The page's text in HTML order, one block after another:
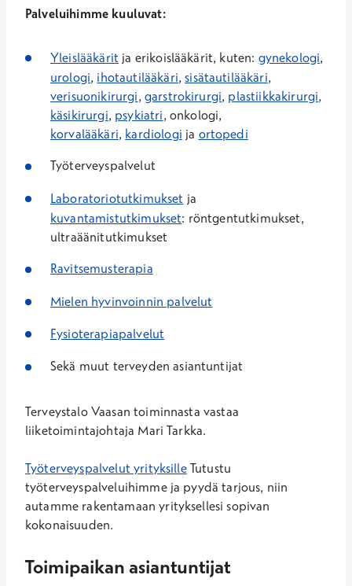
Palveluihimme kuuluvat:
Yleislääkärit ja erikoislääkärit, kuten: gynekologi,
urologi, ihotautilääkäri,sisätautilääkäri,
verisuonikirurgi, garstrokirurgi, plastiikkakirurgi,
käsikirurgi, psykiatri, onkologi,
korvalääkäri, kardiologi ja ortopedi
Työterveyspalvelut
Laboratoriotutkimukset ja
kuvantamistutkimukset: röntgentutkimukset,
ultraäänitutkimukset
Ravitsemusterapia
Mielen hyvinvoinnin palvelut
Fysioterapiapalvelut
Sekä muut terveyden asiantuntijat
Terveystalo Vaasan toiminnasta vastaa
liiketoimintajohtaja Mari Tarkka.
Työterveyspalvelut yrityksilleTutustu
työterveyspalveluihimme ja pyydä tarjous, niin
autamme rakentamaan yrityksellesi sopivan
kokonaisuuden.
Toimipaikan asiantuntijat